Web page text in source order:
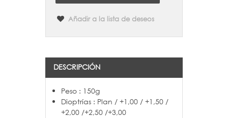
Añadir a la lista de deseos
DESCRIPCIÓN
Peso : 150g
Dioptrías : Plan / +1,00 / +1,50 /
+2,00 /+2,50 /+3,00